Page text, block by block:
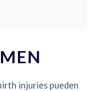
injuries pueden